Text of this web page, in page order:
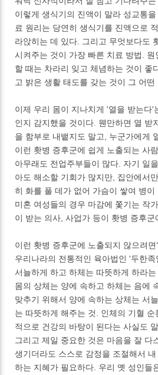
이렇게 생식기의 진액이 말라 성교통
료 원리는 당연히 생식기를 진액으로
라앉히는 데 있다. 그리고 무엇보다도
시켜주는 것이 가장 빠른 치료 방법.
할 때는 차라리 잊고 체념하는 것이 좋
고 밝은 생활 태도를 갖는 것이 그 어떤
이제 우리 몸이 지나치게 '열을 받는다'
인지 감지했을 것이다. 웬만하면 열 받
을 함부로 내뱉지도 말고, 누군가에게
이런 홧병 증후군에 쉽게 노출되는 사
아무래도 전업주부들이 많다. 자기 일
아도 해소할 기회가 많지만, 집안에서
히 화를 풀 데가 없어 가슴이 쌓여 병이
미혼 여성들의 경우 마감에 쫓기는 작
이 받는 의사, 사업가 등이 홧병 증후군
이런 홧병 증후군에 노출되지 않으려면
우리나라의 전통적인 육아법인 '두한
서늘하게 하고 하체는 따뜻하게 하라
몸의 상체는 양에 속하고 하체는 음에
맞추기 위해서 양에 속하는 상체는 서
는 따뜻하게 해주는 것. 인체의 기혈
적으로 건강의 바탕이 된다는 사실도
그리고 제일 중요한 것은 마음을 잘 다
생기더라도 스스로 감정을 조절해서
하는 지혜가 필요하다. 우리 옛 성인들